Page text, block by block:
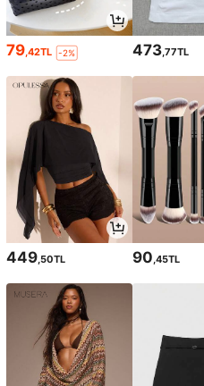
79,42TL -2% 473,77TL
449,50TL 90,45TL